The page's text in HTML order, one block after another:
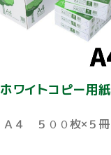
ホワイトコピー用紙
Ａ４ ５００枚×５冊